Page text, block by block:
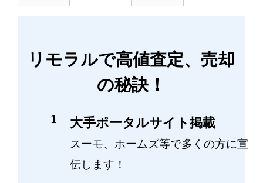
リモラルで高値査定、売却
の秘訣！
大手ポータルサイト掲載
スーモ、ホームズ等で多くの方に宣
伝します！